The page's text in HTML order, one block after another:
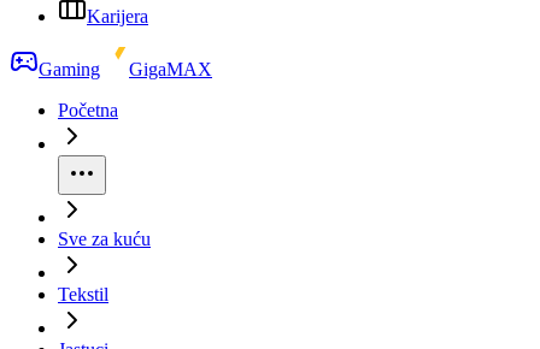
Karijera
Gaming
GigaMAX
Početna
Sve za kuću
Tekstil